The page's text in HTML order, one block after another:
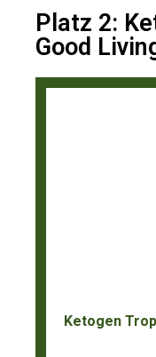
Platz 2:
Good
Ketogen